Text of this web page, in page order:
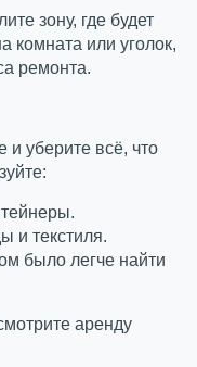
зону, где будет
комната или уголок,
ремонта.
и уберите всё, что
и текстиля.
было легче найти
аренду